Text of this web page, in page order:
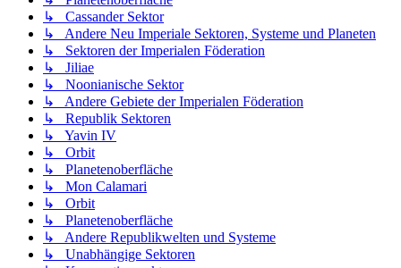
↳ Cassander Sektor
↳ Andere Neu Imperiale Sektoren, Systeme und Planeten
↳ Sektoren der Imperialen Föderation
↳ Jiliae
↳ Noonianische Sektor
↳ Andere Gebiete der Imperialen Föderation
↳ Republik Sektoren
↳ Yavin IV
↳ Orbit
↳ Planetenoberfläche
↳ Mon Calamari
↳ Orbit
↳ Planetenoberfläche
↳ Andere Republikwelten und Systeme
↳ Unabhängige Sektoren